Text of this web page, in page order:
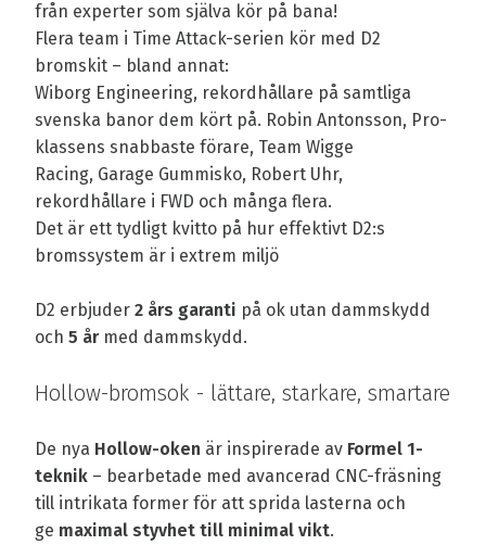
från experter som själva kör på bana!
Flera team i Time Attack-serien kör med D2
bromskit – bland annat:
Wiborg Engineering, rekordhållare på samtliga
svenska banor dem kört på. Robin Antonsson, Pro-
klassens snabbaste förare, Team Wigge
Racing, Garage Gummisko, Robert Uhr,
rekordhållare i FWD och många flera.
Det är ett tydligt kvitto på hur effektivt D2:s
bromssystem är i extrem miljö
D2 erbjuder 2 års garanti på ok utan dammskydd
och 5 årmed dammskydd.
Hollow-bromsok - lättare, starkare, smartare
De nya Hollow-oken är inspirerade av Formel 1-
teknik – bearbetade med avancerad CNC-fräsning
till intrikata former för att sprida lasterna och
ge maximal styvhet till minimal vikt.